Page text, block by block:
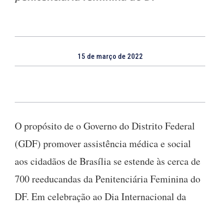
15 de março de 2022
O propósito de o Governo do Distrito Federal
(GDF) promover assistência médica e social
aos cidadãos de Brasília se estende às cerca de
700 reeducandas da Penitenciária Feminina do
DF. Em celebração ao Dia Internacional da